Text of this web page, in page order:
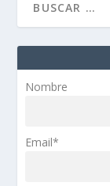
Nombre
Email*